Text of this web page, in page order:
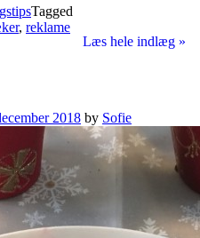
Læs hele indlæg »
Tagged
, reklame
2018 by Sofie